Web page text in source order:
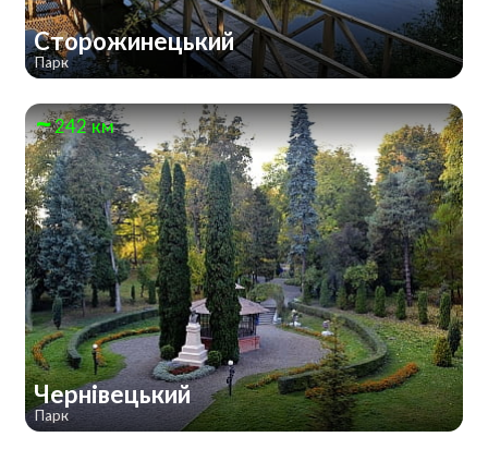
Сторожинецький
Парк
242 км
Чернівецький
Парк